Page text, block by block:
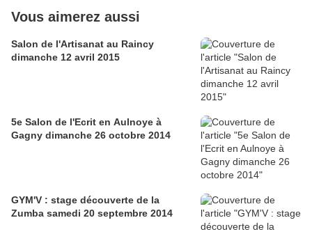
Vous aimerez aussi
Salon de l'Artisanat au Raincy
dimanche 12 avril 2015
5e Salon de l'Ecrit en Aulnoye à
Gagny dimanche 26 octobre 2014
GYM'V : stage découverte de la
Zumba samedi 20 septembre 2014